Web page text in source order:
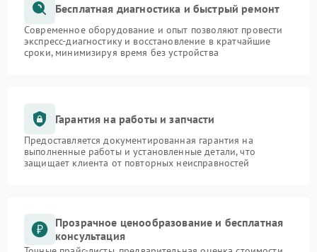
Бесплатная диагностика и быстрый ремонт
Современное оборудование и опыт позволяют провести
экспресс-диагностику и восстановление в кратчайшие
сроки, минимизируя время без устройства
Гарантия на работы и запчасти
Предоставляется документированная гарантия на
выполненные работы и установленные детали, что
защищает клиента от повторных неисправностей
Прозрачное ценообразование и бесплатная
консультация